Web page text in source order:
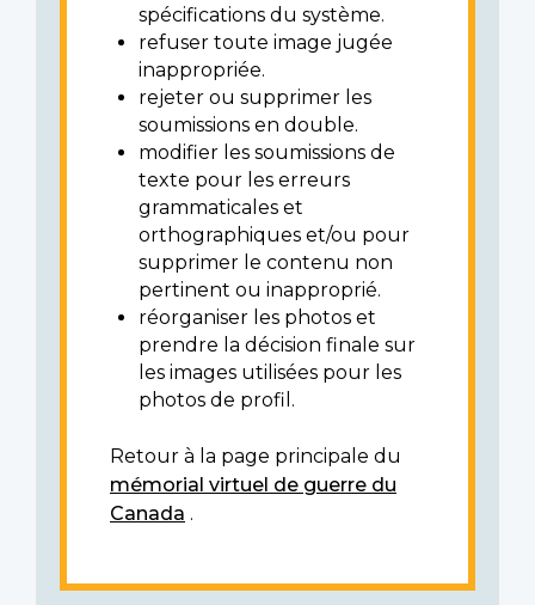
spécifications du système.
refuser toute image jugée
inappropriée.
rejeter ou supprimer les
soumissions en double.
modifier les soumissions de
texte pour les erreurs
grammaticales et
orthographiques et/ou pour
supprimer le contenu non
pertinent ou inapproprié.
réorganiser les photos et
prendre la décision finale sur
les images utilisées pour les
photos de profil.
Retour à la page principale du
mémorial virtuel de guerre du
Canada .